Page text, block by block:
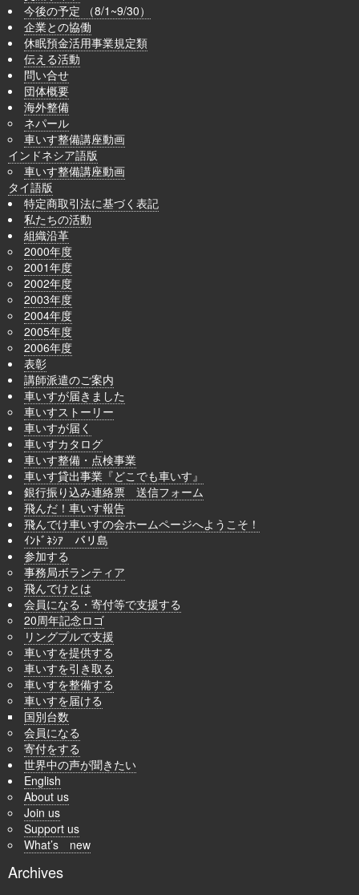
今後の予定 （8/1~9/30）
企業との協働
休眠預金活用事業規定類
伝える活動
問い合せ
団体概要
海外整備
ネパール
車いす整備講座動画
インドネシア語版
車いす整備講座動画
タイ語版
特定商取引法に基づく表記
私たちの活動
組織沿革
2000年度
2001年度
2002年度
2003年度
2004年度
2005年度
2006年度
表彰
講師派遣のご案内
車いすが届きました
車いすストーリー
車いすが届く
車いすカタログ
車いす整備・点検事業
車いす貸出事業『どこでも車いす』
銀行振り込み連絡票 送信フォーム
飛んだ！車いす報告
飛んでけ車いすの会ホームページへようこそ！
ｲﾝﾄﾞﾈｼｱ バリ島
参加する
事務局ボランティア
飛んでけとは
会員になる・寄付等で支援する
20周年記念ロゴ
リングプルで支援
車いすを提供する
車いすを引き取る
車いすを整備する
車いすを届ける
国別台数
会員になる
寄付をする
世界中の声が聞きたい
English
About us
Join us
Support us
What’s new
Archives